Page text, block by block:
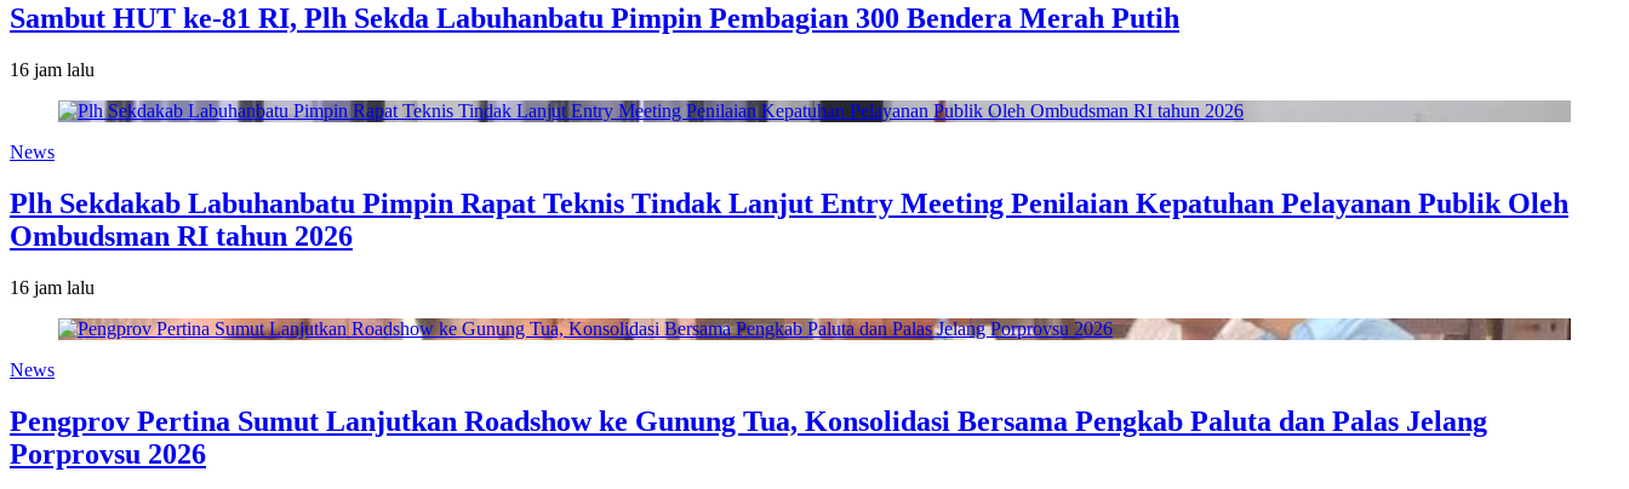
Sambut HUT ke-81 RI, Plh Sekda Labuhanbatu Pimpin Pembagian 300 Bendera Merah Putih
16 jam lalu
News
Plh Sekdakab Labuhanbatu Pimpin Rapat Teknis Tindak Lanjut Entry Meeting Penilaian Kepatuhan Pelayanan Publik Oleh
Ombudsman RI tahun 2026
16 jam lalu
News
Pengprov Pertina Sumut Lanjutkan Roadshow ke Gunung Tua, Konsolidasi Bersama Pengkab Paluta dan Palas Jelang
Porprovsu 2026